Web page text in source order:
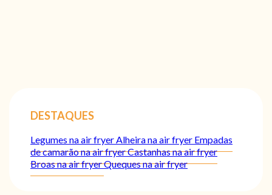
DESTAQUES
Legumes na air fryer Alheira na air fryer Empadas
de camarão na air fryerCastanhas na air fryer
Broas na air fryerQueques na air fryer